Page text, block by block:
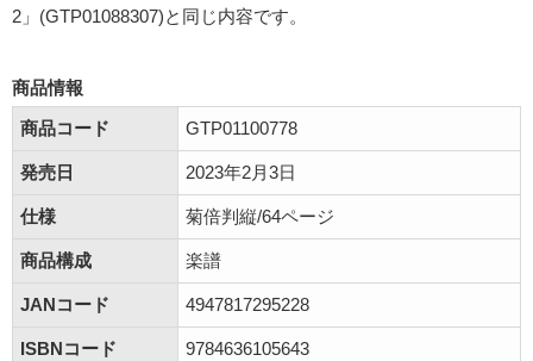
2」(GTP01088307)と同じ内容です。
商品情報
商品コード
GTP01100778
発売日 2023年2月3日
仕様 菊倍判縦/64ページ
商品構成 楽譜
JANコード 4947817295228
ISBNコード 9784636105643